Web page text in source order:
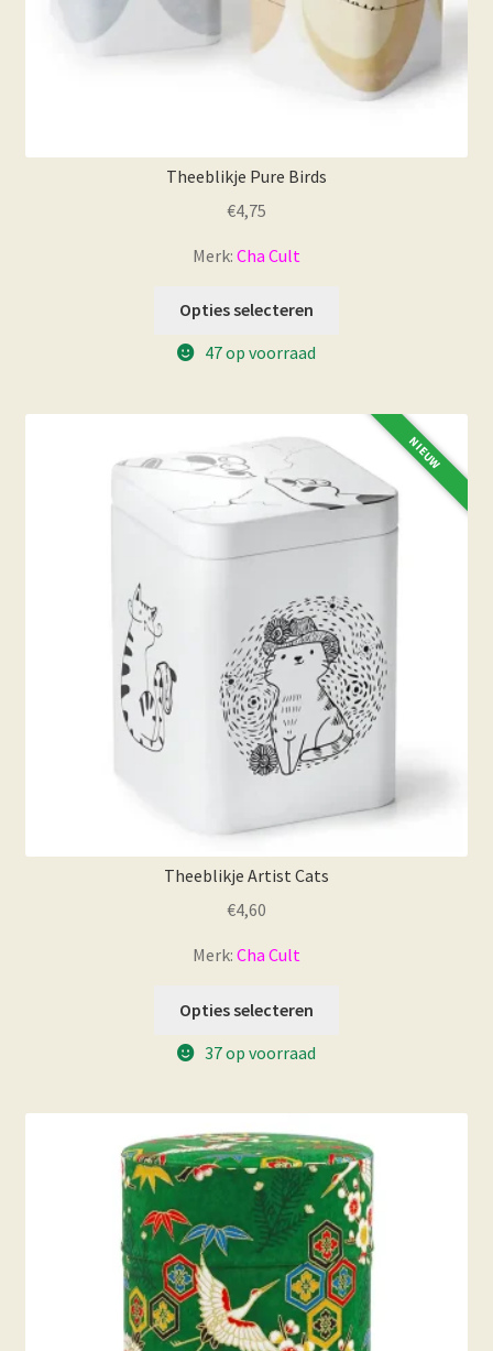
Theeblikje Pure Birds
€4,75
Merk: Cha Cult
Opties selecteren
optie
kan
worden
de
productpagina
47 op voorraad
NIEUW
Theeblikje Artist Cats
€4,60
Merk: Cha Cult
Opties selecteren
37 op voorraad